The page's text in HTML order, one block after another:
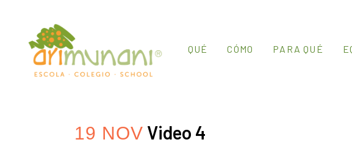
QUÉ CÓMO PARA QUÉ
19 NOV Video 4